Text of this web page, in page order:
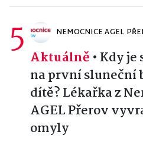
5 NEMOCNICE AGEL
Aktuálně • Kdy je
na první sluneční
dítě? Lékařka z
AGEL Přerov
omyly